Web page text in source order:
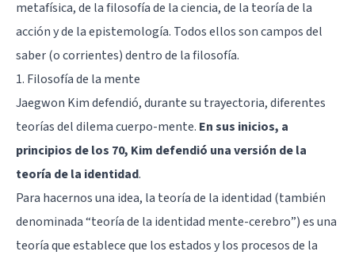
metafísica, de la filosofía de la ciencia, de la teoría de la
acción y de la epistemología. Todos ellos son campos del
saber (o corrientes) dentro de la filosofía.
1. Filosofía de la mente
Jaegwon Kim defendió, durante su trayectoria, diferentes
teorías del dilema cuerpo-mente. En sus inicios, a
principios de los 70, Kim defendió una versión de la
teoría de la identidad.
Para hacernos una idea, la teoría de la identidad (también
denominada “teoría de la identidad mente-cerebro”) es una
teoría que establece que los estados y los procesos de la